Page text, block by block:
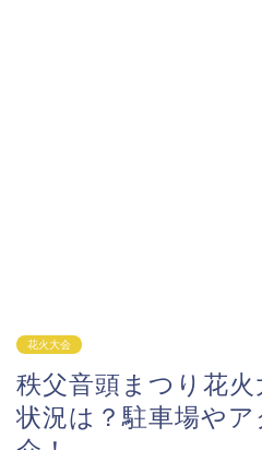
花火大会
秩父音頭まつり花
状況は？駐車場や